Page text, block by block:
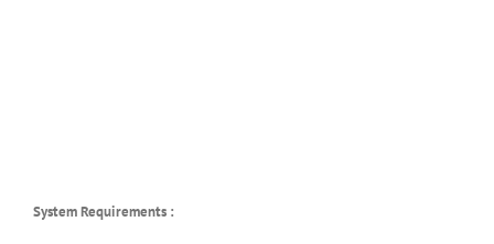
System Requirements :